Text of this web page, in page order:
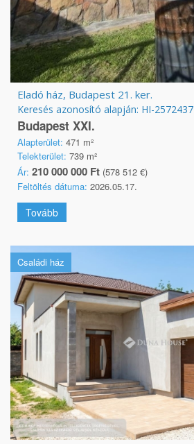
Eladó ház, Budapest 21. ker.
Keresés azonosító alapján: HI-2572437
Budapest XXI.
Alapterület: 471 m²
Telekterület: 739 m²
Ár: 210 000 000 Ft (578 512 €)
Feltöltés dátuma: 2026.05.17.
Tovább
Családi ház